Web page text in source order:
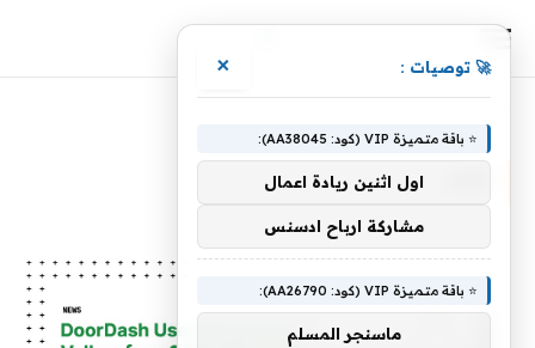
🚀 توصيات : ×
⭐ باقة متميزة VIP (كود: AA38045):
اول اثنين ريادة اعمال
مشاركة ارباح ادسنس
⭐ باقة متميزة VIP (كود: AA26790):
ماسنجر المسلم